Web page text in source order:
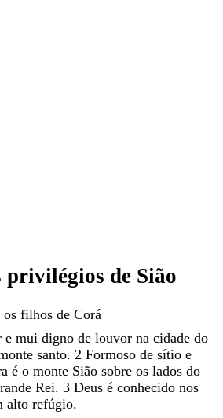
privilégios de Sião
os filhos de Corá
e mui digno de louvor na cidade do
santo. 2 Formoso de sítio e
é o monte Sião sobre os lados do
Rei. 3 Deus é conhecido nos
alto refúgio.